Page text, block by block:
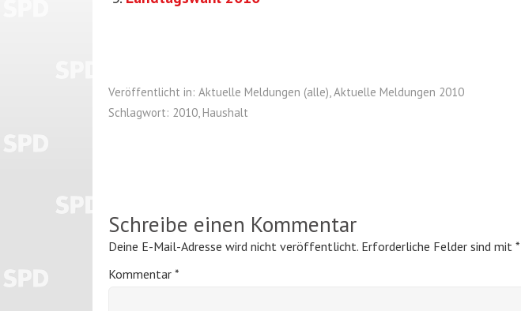
Veröffentlicht in: Aktuelle Meldungen (alle),Aktuelle Meldungen 2010
Schlagwort: 2010, Haushalt
Schreibe einen Kommentar
Deine E-Mail-Adresse wird nicht veröffentlicht. Erforderliche Felder sind mit *
Kommentar *